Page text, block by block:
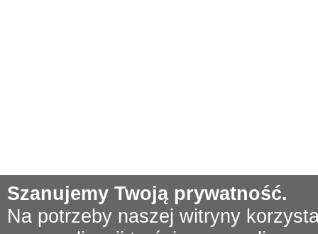
Szanujemy Twoją prywatność.
Na potrzeby naszej witryny